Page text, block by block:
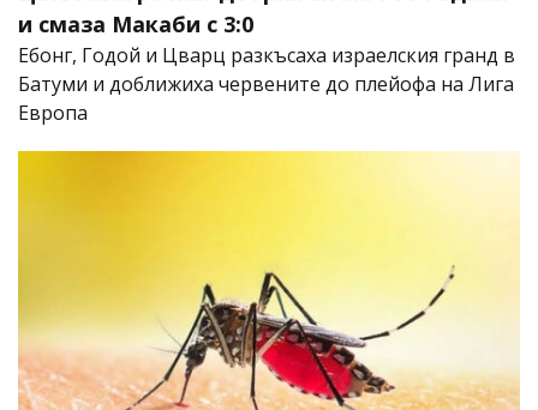
и смаза Макаби с 3:0
Ебонг, Годой и Цварц разкъсаха израелския гранд в
Батуми и доближиха червените до плейофа на Лига
Европа